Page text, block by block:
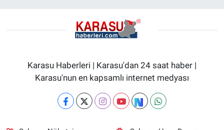
Karasu Haberleri | Karasu'dan 24 saat haber |
Karasu'nun en kapsamlı internet medyası